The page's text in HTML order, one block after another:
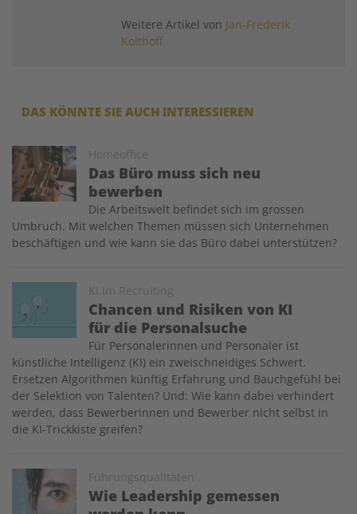
Weitere Artikel von Jan-Frederik
Kolthoff
DAS KÖNNTE SIE AUCH INTERESSIEREN
Homeoffice
Das Büro muss sich neu
bewerben
Image
Die Arbeitswelt befindet sich im grossen
Umbruch. Mit welchen Themen müssen sich Unternehmen
beschäftigen und wie kann sie das Büro dabei unterstützen?
KI im Recruiting
Chancen und Risiken von KI
für die Personalsuche
Für Personalerinnen und Personaler ist
künstliche Intelligenz (KI) ein zweischneidiges Schwert.
Ersetzen Algorithmen künftig Erfahrung und Bauchgefühl bei
der Selektion von Talenten? Und: Wie kann dabei verhindert
werden, dass Bewerberinnen und Bewerber nicht selbst in
die KI-Trickkiste greifen?
Führungsqualitäten
Wie Leadership gemessen
Image